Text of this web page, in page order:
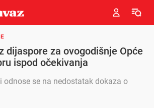
dijaspore za ovogodišnje Opće
ispod očekivanja
odnose se na nedostatak dokaza o